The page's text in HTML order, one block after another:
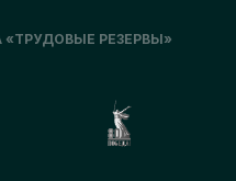
РЕЗЕРВЫ»